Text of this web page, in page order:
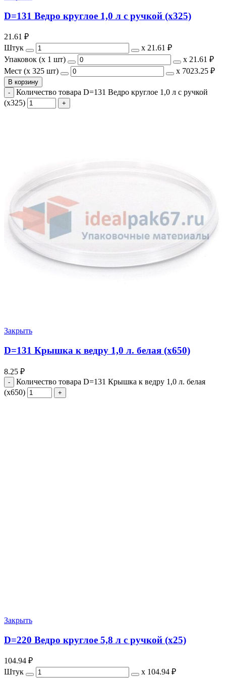
D=131 Ведро круглое 1,0 л с ручкой (х325)
21.61 ₽
Штук
х 21.61 ₽
Упаковок (x 1 шт)
х 21.61 ₽
Мест (x 325 шт)
х 7023.25 ₽
В корзину
Количество товара D=131 Ведро круглое 1,0 л с ручкой
(х325)
Закрыть
D=131 Крышка к ведру 1,0 л. белая (х650)
8.25 ₽
Количество товара D=131 Крышка к ведру 1,0 л. белая
(х650)
Закрыть
D=220 Ведро круглое 5,8 л с ручкой (х25)
104.94 ₽
Штук
х 104.94 ₽